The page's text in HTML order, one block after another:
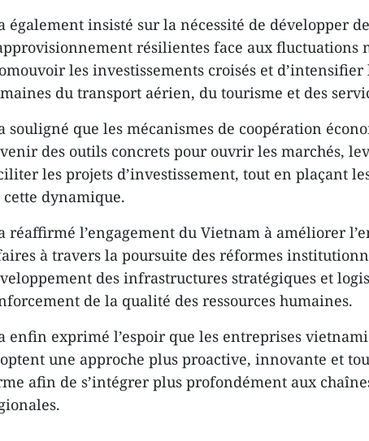
également insisté sur la nécessité de développer
résilientes face aux fluctuations
les investissements croisés et d’intensifier
du transport aérien, du tourisme et des
souligné que les mécanismes de coopération
des outils concrets pour ouvrir les marchés,
les projets d’investissement, tout en plaçant
cette dynamique.
réaffirmé l’engagement du Vietnam à améliorer
à travers la poursuite des réformes
des infrastructures stratégiques et
de la qualité des ressources humaines.
enfin exprimé l’espoir que les entreprises
une approche plus proactive, innovante et
afin de s’intégrer plus profondément aux